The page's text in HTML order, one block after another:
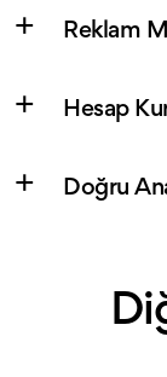
Reklam
Hesap
Doğru